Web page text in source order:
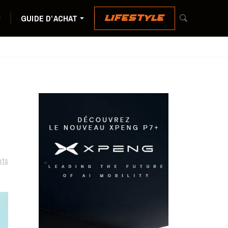
GUIDE D’ACHAT LIFESTYLE